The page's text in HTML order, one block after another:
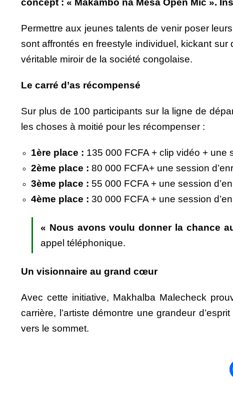
Permettre aux jeunes talents de venir poser
sont affrontés en freestyle individuel, kickant
véritable miroir de la société congolaise.
Le carré d’as récompensé
Sur plus de 100 participants sur la ligne de
les choses à moitié pour les récompenser :
1ère place : 135 000 FCFA + clip vidéo + une
2ème place : 80 000 FCFA+ une session
3ème place : 55 000 FCFA + une session
4ème place : 30 000 FCFA + une session
« Nous avons voulu donner la chance
appel téléphonique.
Un visionnaire au grand cœur
Avec cette initiative, Makhalba Malecheck
carrière, l’artiste démontre une grandeur
vers le sommet.